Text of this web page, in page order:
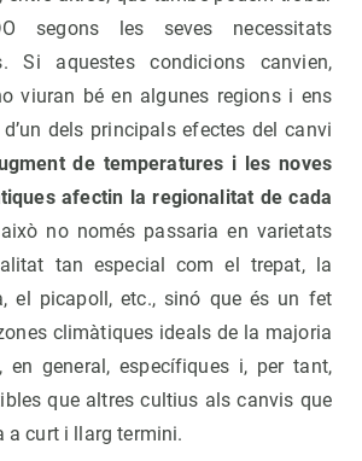
segons les seves necessitats
Si aquestes condicions canvien,
viuran bé en algunes regions i ens
dels principals efectes del canvi
de temperatures i les noves
afectin la regionalitat de cada
no només passaria en varietats
tan especial com el trepat, la
el picapoll, etc., sinó que és un fet
climàtiques ideals de la majoria
en general, específiques i, per tant,
que altres cultius als canvis que
a curt i llarg termini.